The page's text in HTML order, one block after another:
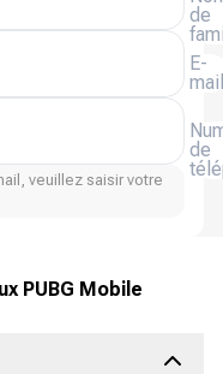
de
E-
mail
de
veuillez saisir votre
PUBG Mobile